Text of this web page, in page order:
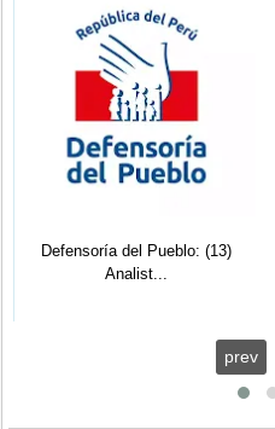
Defensoría del Pueblo: (13)
Analist...
prev